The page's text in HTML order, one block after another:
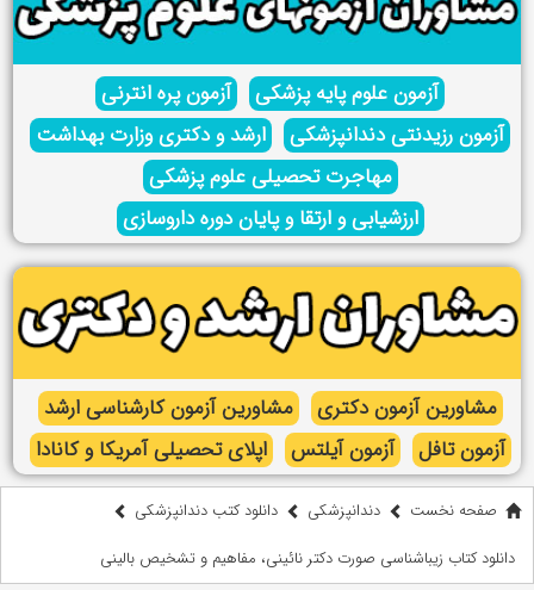
آزمون علوم پایه پزشکی
آزمون پره انترنی
آزمون رزیدنتی دندانپزشکی
ارشد و دکتری وزارت بهداشت
مهاجرت تحصیلی علوم پزشکی
ارزشیابی و ارتقا و پایان دوره داروسازی
مشاورین آزمون دکتری
مشاورین آزمون کارشناسی ارشد
آزمون تافل
آزمون آیلتس اپلای تحصیلی آمریکا و کانادا
صفحه نخست دندانپزشکی
دانلود کتب دندانپزشکی
دانلود کتاب زیباشناسی صورت دکتر نائینی، مفاهیم و تشخیص بالینی